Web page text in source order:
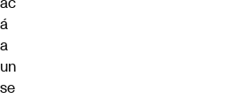
á
a
un
se